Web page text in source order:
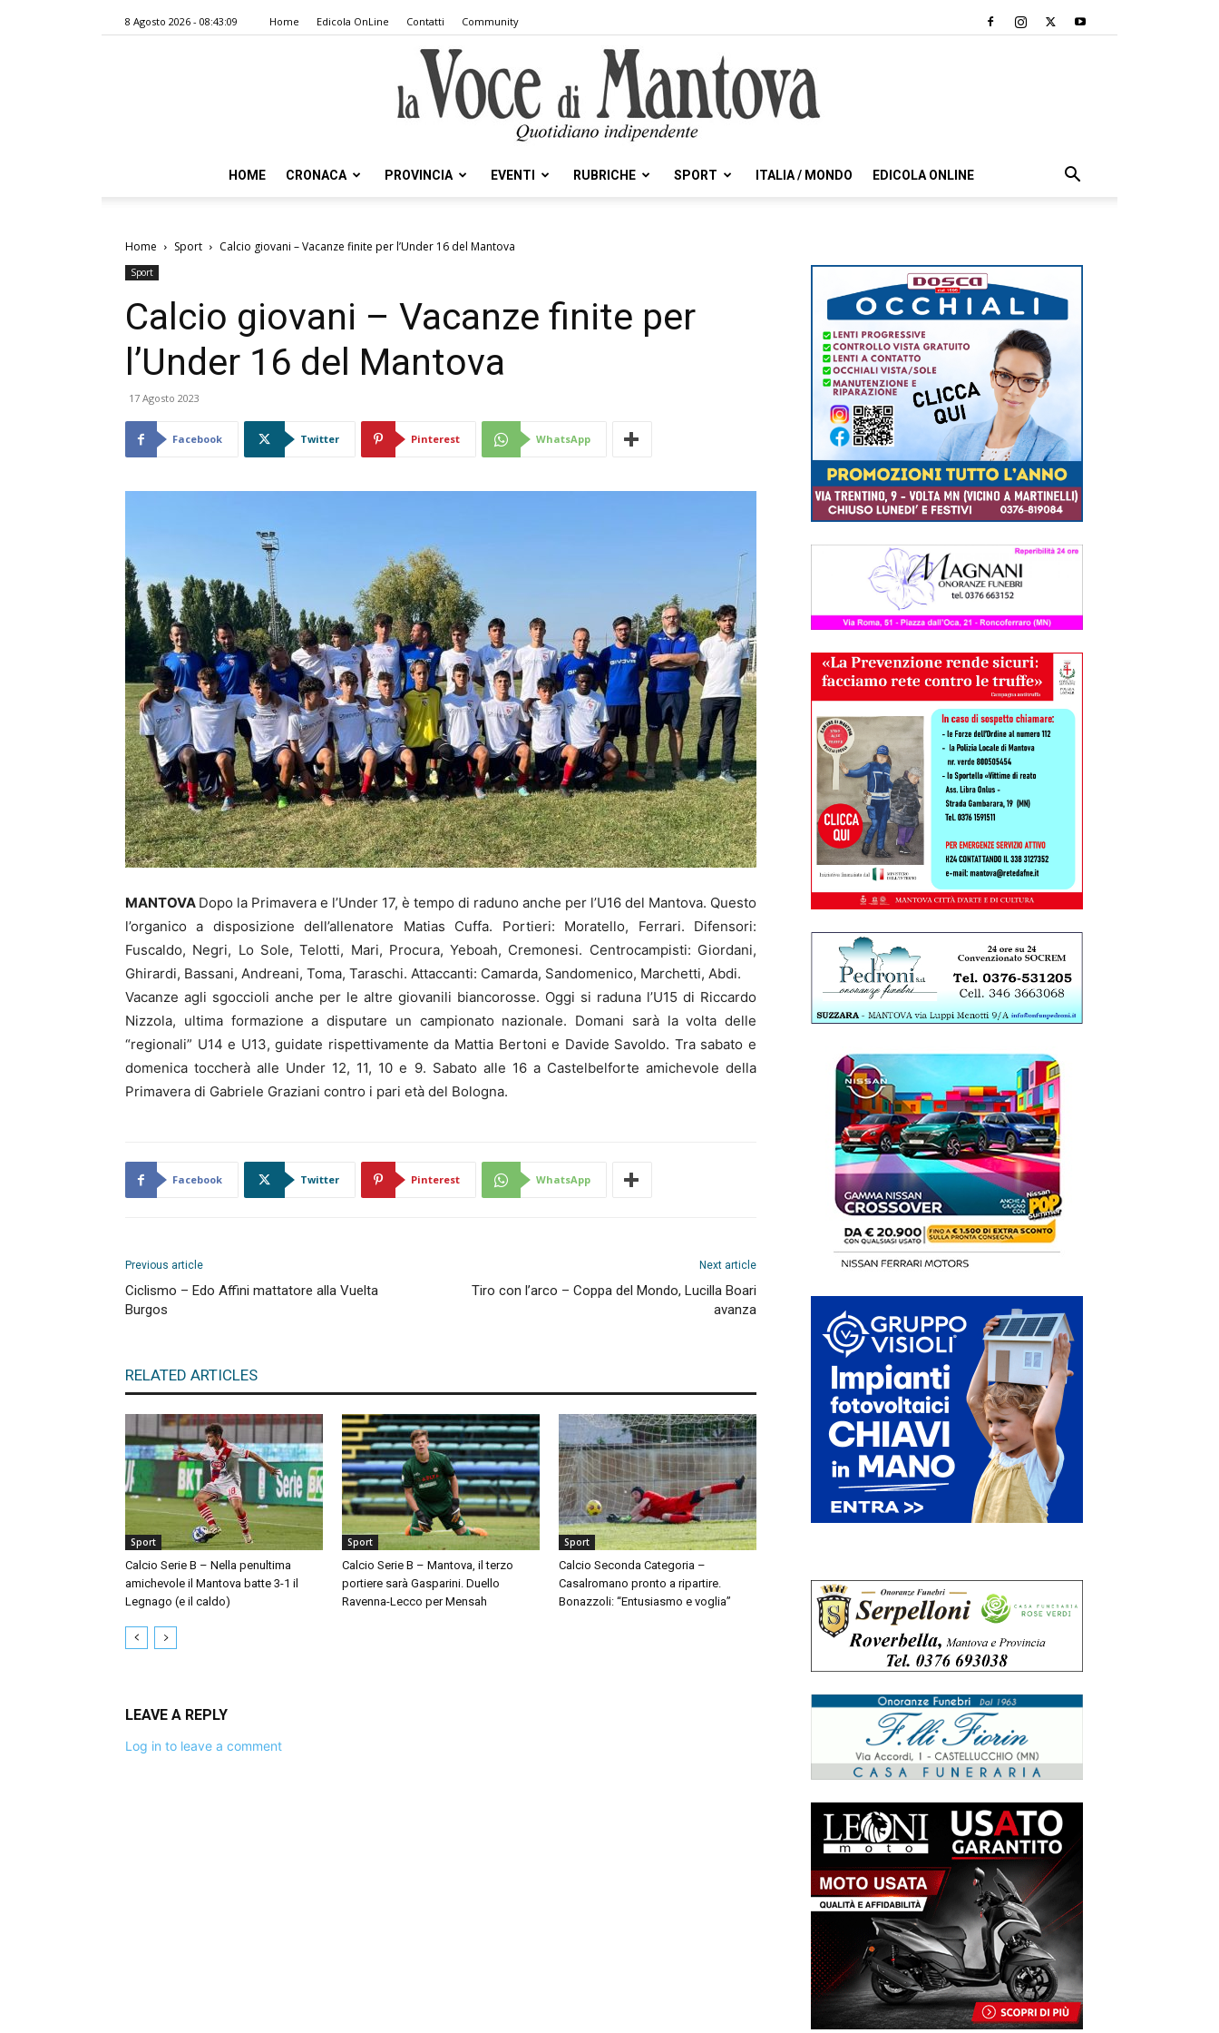
8 Agosto 2026 - 08:43:09 Home Edicola OnLine Contatti Community
Voce
HOME CRONACA PROVINCIA EVENTI RUBRICHE SPORT ITALIA / MONDO EDICOLA ONLINE
Home Sport Calcio giovani – Vacanze finite per l’Under 16 del Mantova
Sport
Calcio giovani – Vacanze finite per
l’Under 16 del Mantova
17 Agosto 2023
Facebook Twitter Pinterest WhatsApp
MANTOVA Dopo la Primavera e l’Under 17, è tempo di raduno anche per l’U16 del Mantova. Questo
l’organico a disposizione dell’allenatore Matias Cuffa. Portieri: Moratello, Ferrari. Difensori:
Fuscaldo, Negri, Lo Sole, Telotti, Mari, Procura, Yeboah, Cremonesi. Centrocampisti: Giordani,
Ghirardi, Bassani, Andreani, Toma, Taraschi. Attaccanti: Camarda, Sandomenico, Marchetti, Abdi.
Vacanze agli sgoccioli anche per le altre giovanili biancorosse. Oggi si raduna l’U15 di Riccardo
Nizzola, ultima formazione a disputare un campionato nazionale. Domani sarà la volta delle
“regionali” U14 e U13, guidate rispettivamente da Mattia Bertoni e Davide Savoldo. Tra sabato e
domenica toccherà alle Under 12, 11, 10 e 9. Sabato alle 16 a Castelbelforte amichevole della
Primavera di Gabriele Graziani contro i pari età del Bologna.
Facebook Twitter Pinterest WhatsApp
Previous article
Ciclismo – Edo Affini mattatore alla Vuelta
Burgos
Next article
Tiro con l’arco – Coppa del Mondo, Lucilla Boari
avanza
RELATED ARTICLES
Sport
Calcio Serie B – Nella penultima
amichevole il Mantova batte 3-1 il
Legnago (e il caldo)
Sport
Calcio Serie B – Mantova, il terzo
portiere sarà Gasparini. Duello
Ravenna-Lecco per Mensah
Sport
Calcio Seconda Categoria –
Casalromano pronto a ripartire.
Bonazzoli: “Entusiasmo e voglia”
LEAVE A REPLY
Log in to leave a comment